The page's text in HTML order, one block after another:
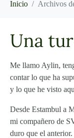
Inicio Archivos
Una
Me llamo Aylin,
contar lo que ha
y lo que he visto
Desde Estambul a
mi compañero de
duro que el